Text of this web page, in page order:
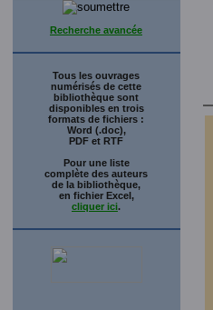
Recherche avancée
Tous les ouvrages
numérisés de cette
bibliothèque sont
disponibles en trois
formats de fichiers :
Word (.doc),
PDF et RTF
Pour une liste
complète des auteurs
de la bibliothèque,
en fichier Excel,
cliquer ici.